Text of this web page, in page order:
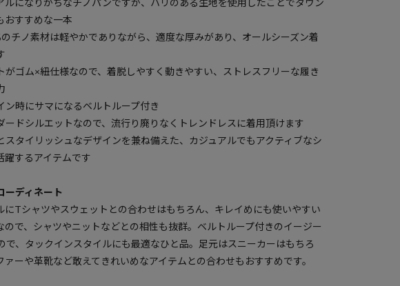
になりがちなチノパンですが、ハリのある生地を使用したことでタウン
おすすめな一本
チノ素材は軽やかでありながら、適度な厚みがあり、オールシーズン着
ゴム×紐仕様なので、着脱しやすく動きやすい、ストレスフリーな履き
時にサマになるベルトループ付き
ドシルエットなので、流行り廃りなくトレンドレスに着用頂けます
タイリッシュなデザインを兼ね備えた、カジュアルでもアクティブなシ
躍するアイテムです
ーディネート
にTシャツやスウェットとの合わせはもちろん、キレイめにも使いやすい
ので、シャツやニットなどとの相性も抜群。ベルトループ付きのイージー
で、タックインスタイルにも最適なひと品。足元はスニーカーはもちろ
ァーや革靴など敢えてきれいめなアイテムとの合わせもおすすめです。